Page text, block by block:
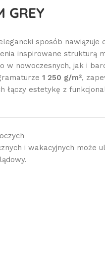
GREY
sposób nawiązuje
inspirowane strukturą
w nowoczesnych, jak i
1 250 g/m²,
łączy estetykę z
i wakacyjnych może